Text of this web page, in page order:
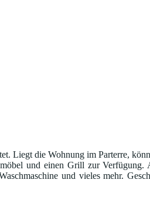
Liegt die Wohnung im Parterre,
und einen Grill zur Verfügung.
und vieles mehr.